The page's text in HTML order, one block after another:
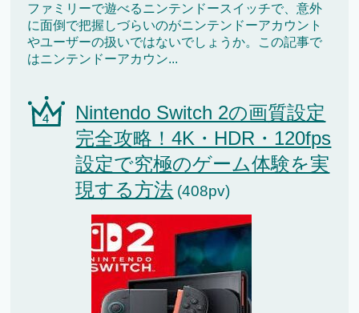
ファミリーで遊べるニンテンドースイッチで、意外
に面倒で把握しづらいのがニンテンドーアカウント
やユーザーの扱いではないでしょうか。この記事で
はニンテンドーアカウン...
Nintendo Switch 2の画質設定
完全攻略！4K・HDR・120fps
設定で究極のゲーム体験を実
現する方法 (408pv)